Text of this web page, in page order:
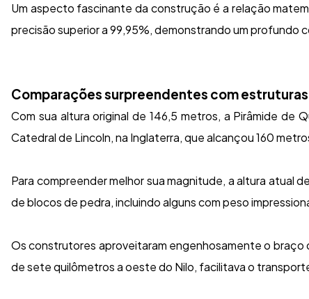
Um aspecto fascinante da construção é a relação
precisão superior a 99,95%, demonstrando um
Comparações surpreendentes com
Com sua altura original de 146,5 metros, a Pirâmide
Catedral de Lincoln, na Inglaterra, que alcançou 160 metros
Para compreender melhor sua magnitude, a altura atual
de blocos de pedra, incluindo alguns com peso
Os construtores aproveitaram engenhosamente o braço
de sete quilômetros a oeste do Nilo, facilitava o